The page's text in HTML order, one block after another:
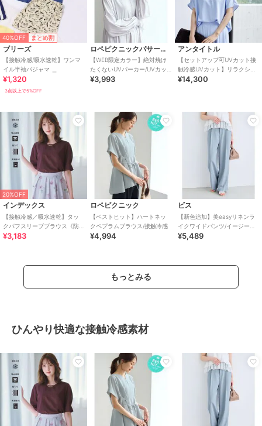
40%OFF まとめ割
ブリーズ
【接触冷感/吸水速乾】ワンマ
¥1,320
3点以上で5%OFF
ロペピクニックパサージュ
【WEB限定カラー】絶対焼け
たくないUVパーカー/UVカッ
ト・接触冷感
¥3,993
アンタイトル
【セットアップ可UVカット接
触冷感UVカット】リラクシー
キーVネックブラウス
¥14,300
20%OFF
インデックス
【接触冷感／吸水速乾】タッ
クパフスリーブブラウス《防
シワ／洗濯機OK／XS～3L／
¥3,183
ロペピクニック
【ベストヒット】ハートネッ
クペプラムブラウス/接触冷感
¥4,994
ビス
【新色追加】美easyリネンラ
イクワイドパンツ/イージーケ
ア・接触冷感・セットアップ
¥5,489
もっとみる
ひんやり快適な接触冷感素材